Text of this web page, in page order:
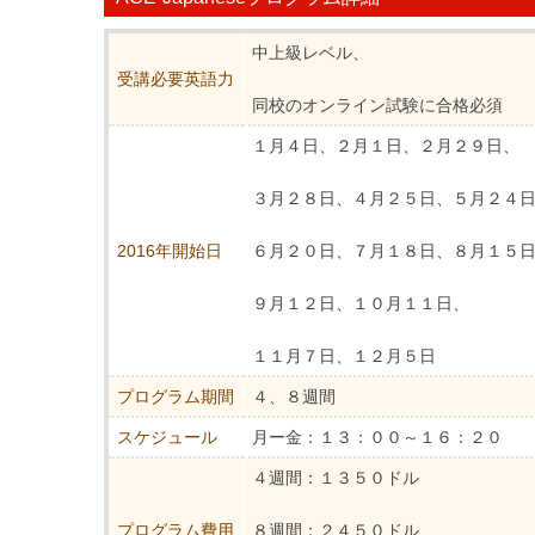
受講必要英語力
中上級レベル、
同校のオンライン試験に合格必須
2016年開始日
１月４日、２月１日、２月２９日、
３月２８日、４月２５日、５月２４日
６月２０日、７月１８日、８月１５
９月１２日、１０月１１日、
１１月７日、１２月５日
プログラム期間 ４、８週間
スケジュール 月ー金：１３：００～１６：２０
プログラム費用
４週間：１３５０ドル
８週間：２４５０ドル